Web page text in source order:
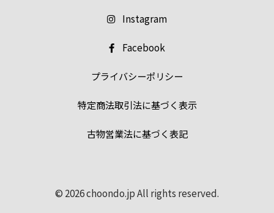
Instagram
Facebook
プライバシーポリシー
特定商法取引法に基づく表示
古物営業法に基づく表記
© 2026 choondo.jp All rights reserved.